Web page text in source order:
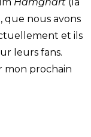
que nous avons
et ils
leurs fans.
mon prochain